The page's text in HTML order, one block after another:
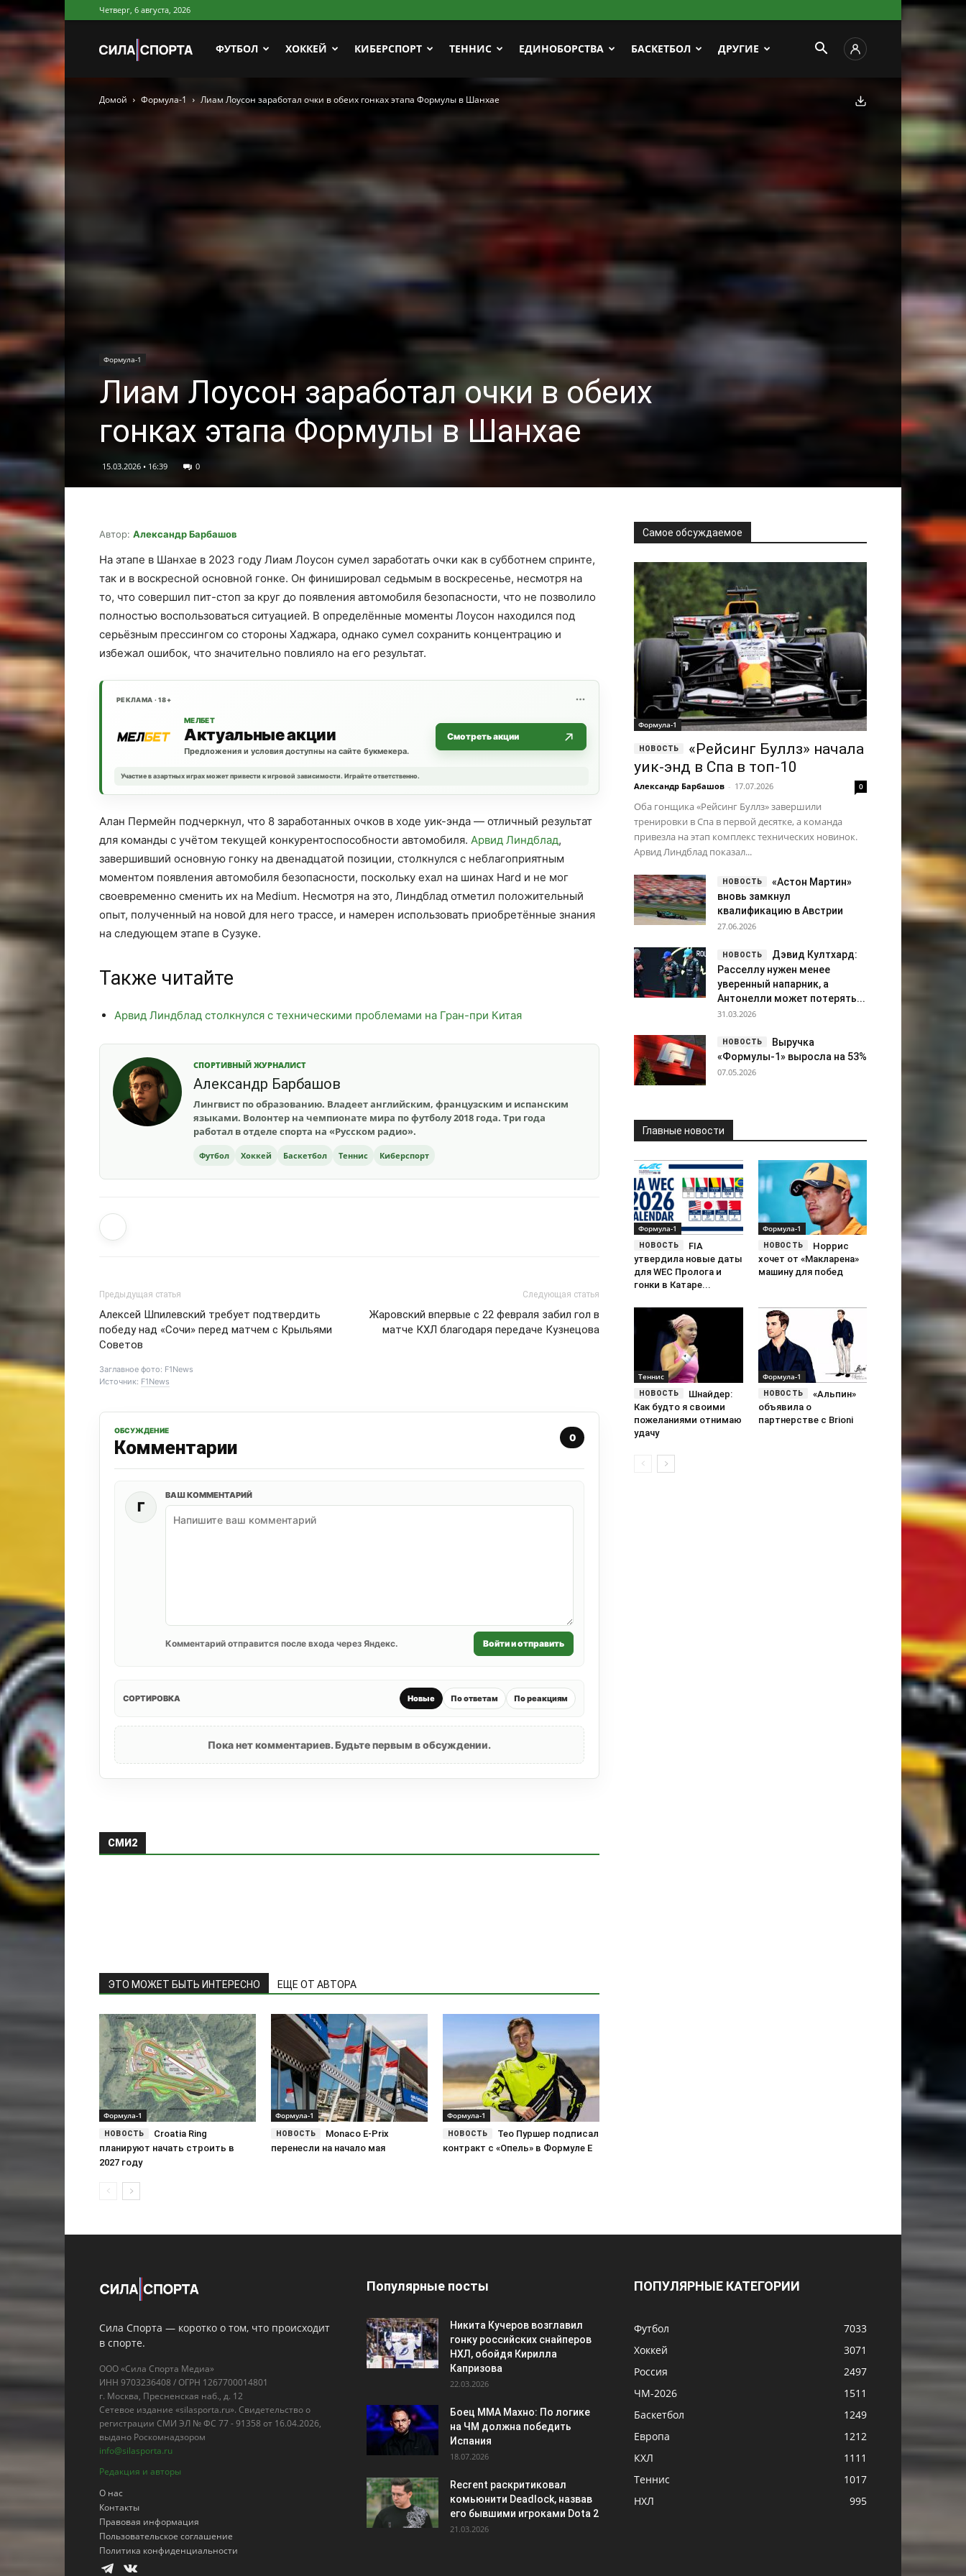
Четверг, 6 августа, 2026
Сила
Спорта
ФУТБОЛ ХОККЕЙ КИБЕРСПОРТ ТЕННИС ЕДИНОБОРСТВА БАСКЕТБОЛ ДРУГИЕ
Домой Формула-1 Лиам Лоусон заработал очки в обеих гонках этапа Формулы в Шанхае
Формула-1
Лиам Лоусон заработал очки в обеих
гонках этапа Формулы в Шанхае
15.03.2026 • 16:39 0
Скачать фото
Автор: Александр Барбашов
На этапе в Шанхае в 2023 году Лиам Лоусон сумел заработать очки как в субботнем спринте,
так и в воскресной основной гонке. Он финишировал седьмым в воскресенье, несмотря на
то, что совершил пит-стоп за круг до появления автомобиля безопасности, что не позволило
полностью воспользоваться ситуацией. В определённые моменты Лоусон находился под
серьёзным прессингом со стороны Хаджара, однако сумел сохранить концентрацию и
избежал ошибок, что значительно повлияло на его результат.
РЕКЛАМА · 18+
МЕЛБЕТ
Актуальные акции
Предложения и условия доступны на сайте букмекера.
Смотреть акции
Участие в азартных играх может привести к игровой зависимости. Играйте ответственно.
Алан Пермейн подчеркнул, что 8 заработанных очков в ходе уик-энда — отличный результат
для команды с учётом текущей конкурентоспособности автомобиля. Арвид Линдблад,
завершивший основную гонку на двенадцатой позиции, столкнулся с неблагоприятным
моментом появления автомобиля безопасности, поскольку ехал на шинах Hard и не мог
своевременно сменить их на Medium. Несмотря на это, Линдблад отметил положительный
опыт, полученный на новой для него трассе, и намерен использовать приобретённые знания
на следующем этапе в Сузуке.
Также читайте
Арвид Линдблад столкнулся с техническими проблемами на Гран-при Китая
СПОРТИВНЫЙ ЖУРНАЛИСТ
Александр Барбашов
Лингвист по образованию. Владеет английским, французским и испанским
языками. Волонтер на чемпионате мира по футболу 2018 года. Три года
работал в отделе спорта на «Русском радио».
Футбол Хоккей Баскетбол Теннис Киберспорт
Предыдущая статья
Алексей Шпилевский требует подтвердить
победу над «Сочи» перед матчем с Крыльями
Советов
Следующая статья
Жаровский впервые с 22 февраля забил гол в
матче КХЛ благодаря передаче Кузнецова
Заглавное фото: F1News
Источник: F1News
ОБСУЖДЕНИЕ
Комментарии 0
Г
ВАШ КОММЕНТАРИЙ
Комментарий отправится после входа через Яндекс. Войти и отправить
СОРТИРОВКА Новые По ответам По реакциям
Пока нет комментариев. Будьте первым в обсуждении.
СМИ2
ЭТО МОЖЕТ БЫТЬ ИНТЕРЕСНО ЕЩЕ ОТ АВТОРА
Формула-1
Croatia Ring
планируют начать строить в
2027 году
Формула-1
Monaco E-Prix
перенесли на начало мая
Формула-1
Тео Пуршер подписал
контракт с «Опель» в Формуле E
Самое обсуждаемое
Формула-1
«Рейсинг Буллз» начала
уик-энд в Спа в топ-10
Александр Барбашов - 17.07.2026 0
Оба гонщика «Рейсинг Буллз» завершили
тренировки в Спа в первой десятке, а команда
привезла на этап комплекс технических новинок.
Арвид Линдблад показал...
«Астон Мартин»
вновь замкнул
квалификацию в Австрии
27.06.2026
Дэвид Култхард:
Расселлу нужен менее
уверенный напарник, а
Антонелли может потерять...
31.03.2026
Выручка
«Формулы-1» выросла на 53%
07.05.2026
Главные новости
Формула-1
FIA
утвердила новые даты
для WEC Пролога и
гонки в Катаре...
Формула-1
Норрис
хочет от «Макларена»
машину для побед
Теннис
Шнайдер:
Как будто я своими
пожеланиями отнимаю
удачу
Формула-1
«Альпин»
объявила о
партнерстве с Brioni
Сила Спорта — коротко о том, что происходит
в спорте.
ООО «Сила Спорта Медиа»
ИНН 9703236408 / ОГРН 1267700014801
г. Москва, Пресненская наб., д. 12
Сетевое издание «silasporta.ru». Свидетельство о
регистрации СМИ ЭЛ № ФС 77 - 91358 от 16.04.2026,
выдано Роскомнадзором
info@silasporta.ru
Редакция и авторы
О нас
Контакты
Правовая информация
Пользовательское соглашение
Политика конфиденциальности
Популярные посты
Никита Кучеров возглавил
гонку российских снайперов
НХЛ, обойдя Кирилла
Капризова
22.03.2026
Боец ММА Махно: По логике
на ЧМ должна победить
Испания
18.07.2026
Recrent раскритиковал
комьюнити Deadlock, назвав
его бывшими игроками Dota 2
21.03.2026
ПОПУЛЯРНЫЕ КАТЕГОРИИ
Футбол
7033
Хоккей
3071
Россия
2497
ЧМ-2026
1511
Баскетбол
1249
Европа
1212
КХЛ
1111
Теннис
1017
НХЛ
995